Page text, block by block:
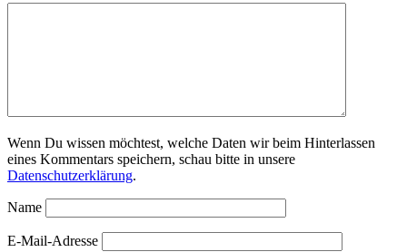
Wenn Du wissen möchtest, welche Daten wir beim Hinterlassen
eines Kommentars speichern, schau bitte in unsere
Datenschutzerklärung.
Name
E-Mail-Adresse